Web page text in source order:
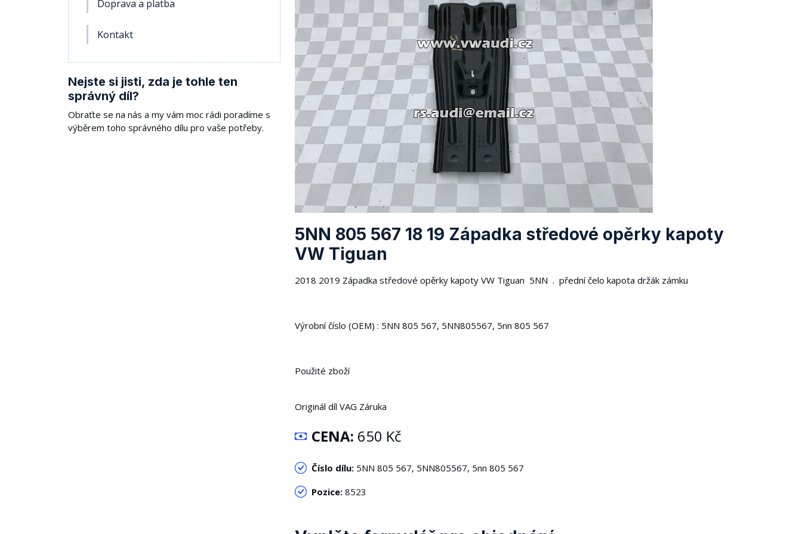
Doprava a platba
Kontakt
Nejste si jisti, zda je tohle ten
správný díl?
Obraťte se na nás a my vám moc rádi poradíme s
výběrem toho správného dílu pro vaše potřeby.
5NN 805 567 18 19 Západka středové opěrky kapoty
VW Tiguan
2018 2019 Západka středové opěrky kapoty VW Tiguan 5NN . přední čelo kapota držák zámku
Výrobní číslo (OEM) : 5NN 805 567, 5NN805567, 5nn 805 567
Použité zboží
Originál díl VAG Záruka
CENA: 650 Kč
Číslo dílu: 5NN 805 567, 5NN805567, 5nn 805 567
Pozice: 8523